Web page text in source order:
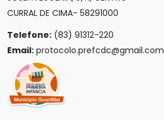
CURRAL DE CIMA- 58291000
Telefone: (83) 91312-220
Email: protocolo.prefcdc@gmail.com